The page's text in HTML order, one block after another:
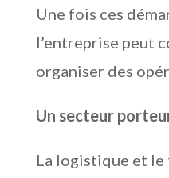
Une fois ces
l’entreprise peut
organiser des
Un secteur
La logistique et